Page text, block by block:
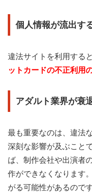
個人情報が流出す
違法サイトを利用すると
ットカードの不正利用
アダルト業界が衰
最も重要なのは、違法
深刻な影響が及ぶこと
ば、制作会社や出演者
作ができなくなります
がる可能性があるのです